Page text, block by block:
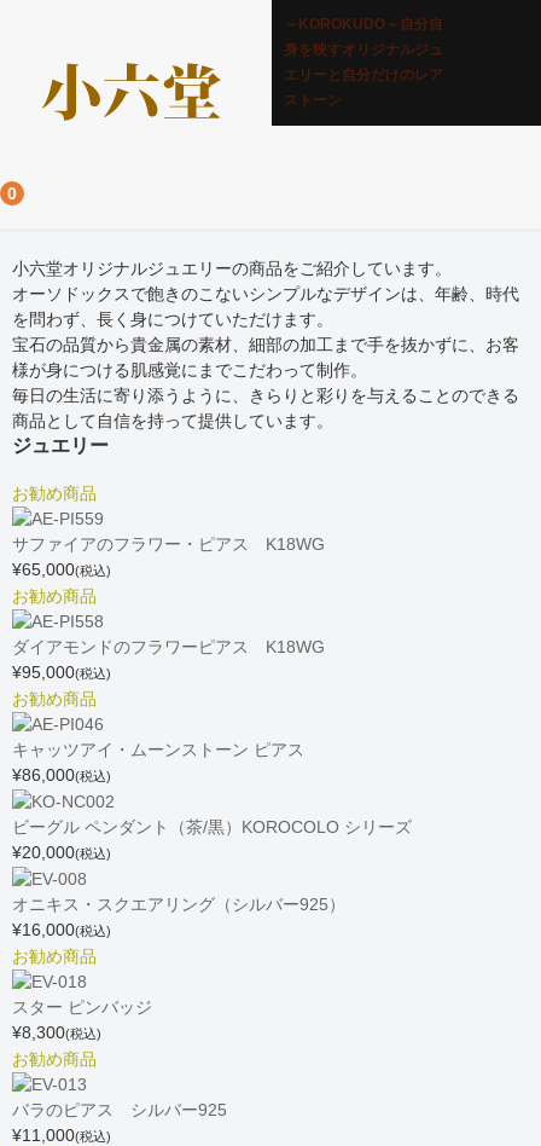
～KOROKUDO～自分自
身を映すオリジナルジュ
エリーと自分だけのレア
ストーン
0
小六堂オリジナルジュエリーの商品をご紹介しています。
オーソドックスで飽きのこないシンプルなデザインは、年齢、時代
を問わず、長く身につけていただけます。
宝石の品質から貴金属の素材、細部の加工まで手を抜かずに、お客
様が身につける肌感覚にまでこだわって制作。
毎日の生活に寄り添うように、きらりと彩りを与えることのできる
商品として自信を持って提供しています。
ジュエリー
お勧め商品
サファイアのフラワー・ピアス K18WG
¥65,000(税込)
お勧め商品
ダイアモンドのフラワーピアス K18WG
¥95,000(税込)
お勧め商品
キャッツアイ・ムーンストーン ピアス
¥86,000(税込)
ビーグル ペンダント（茶/黒）KOROCOLO シリーズ
¥20,000(税込)
オニキス・スクエアリング（シルバー925）
¥16,000(税込)
お勧め商品
スター ピンバッジ
¥8,300(税込)
お勧め商品
バラのピアス シルバー925
¥11,000(税込)